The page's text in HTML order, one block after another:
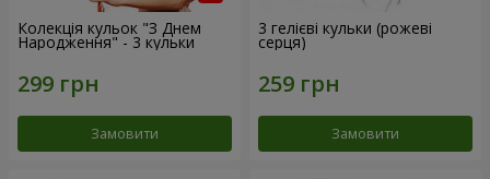
Колекція кульок "З Днем
Народження" - 3 кульки
Замовити
3 гелієві кульки (рожеві
серця)
Замовити